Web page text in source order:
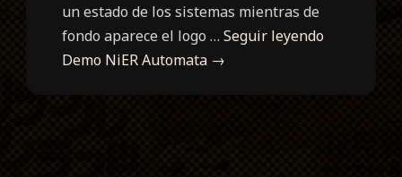
un estado de los sistemas mientras de
fondo aparece el logo …Seguir leyendo
Demo NiER Automata →